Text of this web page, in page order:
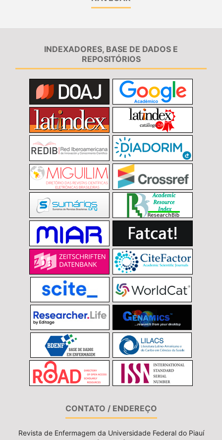
INDEXADORES, BASE DE DADOS E
REPOSITÓRIOS
CONTATO / ENDEREÇO
Revista de Enfermagem da Universidade Federal do Piauí